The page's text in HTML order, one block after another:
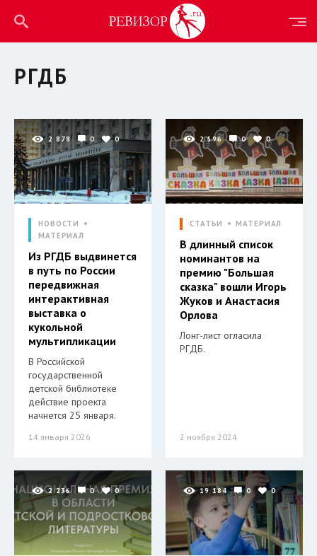
РГДБ
2 878 0 0
НОВОСТИ
МАТЕРИАЛ
Из РГДБ выдвинется
в путь по России
передвижная
интерактивная
выставка о
кукольной
мультипликации
В Российской
государственной
детской библиотеке
действие проекта
начнется 25 января.
14 января 2026
2 596 0 0
СТАТЬИ МАТЕРИАЛ
В длинный список
номинантов на
премию "Большая
сказка" вошли Игорь
Жуков и Анастасия
Орлова
Лонг-лист огласила
РГДБ.
2 ноября 2024
2 236 0 0 19 184 0 0